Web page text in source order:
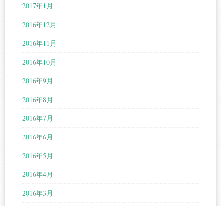
2017年1月
2016年12月
2016年11月
2016年10月
2016年9月
2016年8月
2016年7月
2016年6月
2016年5月
2016年4月
2016年3月